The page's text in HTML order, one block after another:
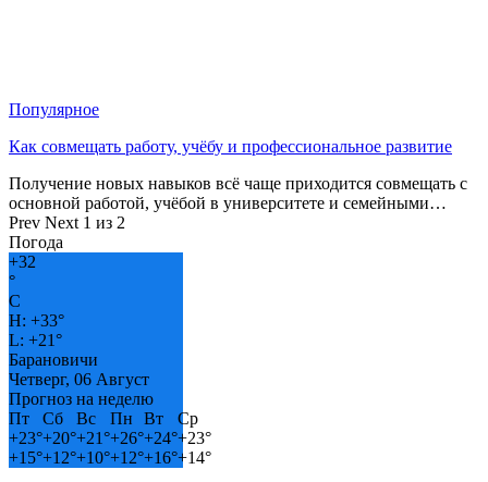
Популярное
Как совмещать работу, учёбу и профессиональное развитие
Получение новых навыков всё чаще приходится совмещать с
основной работой, учёбой в университете и семейными…
Prev Next 1 из 2
Погода
+32
°
C
H: +33°
L: +21°
Барановичи
Четверг, 06 Август
Прогноз на неделю
Пт
Сб Вс Пн Вт
Ср
+23°+20°+21°+26°+24°+23°
+15°+12°+10°+12°+16°+14°